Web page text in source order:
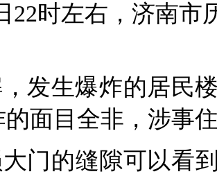
22时左右，济南
发生爆炸的居民
的面目全非，涉事
门的缝隙可以看